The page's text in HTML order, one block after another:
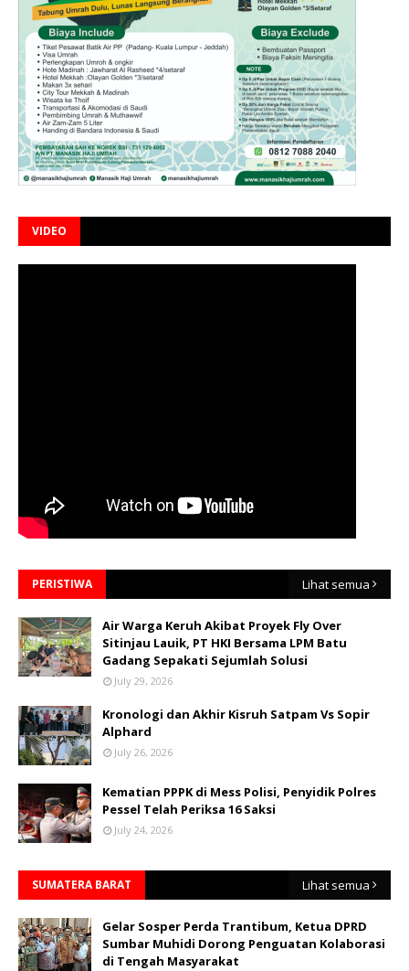
VIDEO
PERISTIWA Lihat semua
Air Warga Keruh Akibat Proyek Fly Over
Sitinjau Lauik, PT HKI Bersama LPM Batu
Gadang Sepakati Sejumlah Solusi
July 29, 2026
Kronologi dan Akhir Kisruh Satpam Vs Sopir
Alphard
July 26, 2026
Kematian PPPK di Mess Polisi, Penyidik Polres
Pessel Telah Periksa 16 Saksi
July 24, 2026
SUMATERA BARAT Lihat semua
Gelar Sosper Perda Trantibum, Ketua DPRD
Sumbar Muhidi Dorong Penguatan Kolaborasi
di Tengah Masyarakat